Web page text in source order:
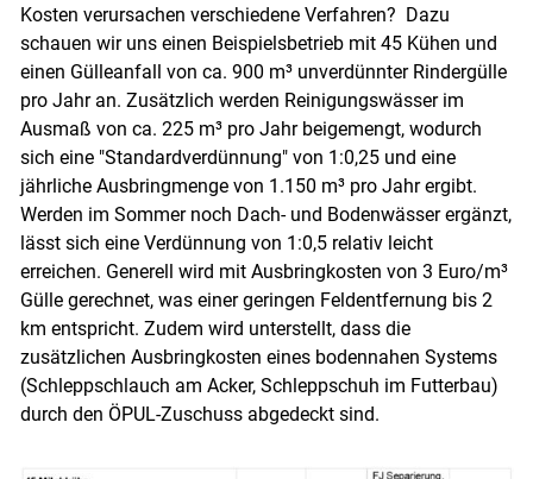
Kosten verursachen verschiedene Verfahren? Dazu
schauen wir uns einen Beispielsbetrieb mit 45 Kühen und
einen Gülleanfall von ca. 900 m³ unverdünnter Rindergülle
pro Jahr an. Zusätzlich werden Reinigungswässer im
Ausmaß von ca. 225 m³ pro Jahr beigemengt, wodurch
sich eine "Standardverdünnung" von 1:0,25 und eine
jährliche Ausbringmenge von 1.150 m³ pro Jahr ergibt.
Werden im Sommer noch Dach- und Bodenwässer ergänzt,
lässt sich eine Verdünnung von 1:0,5 relativ leicht
erreichen. Generell wird mit Ausbringkosten von 3 Euro/m³
Gülle gerechnet, was einer geringen Feldentfernung bis 2
km entspricht. Zudem wird unterstellt, dass die
zusätzlichen Ausbringkosten eines bodennahen Systems
(Schleppschlauch am Acker, Schleppschuh im Futterbau)
durch den ÖPUL-Zuschuss abgedeckt sind.